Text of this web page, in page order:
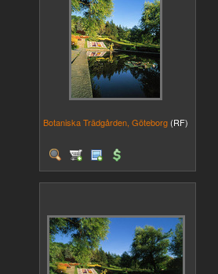
Botaniska Trädgården, Göteborg (RF)